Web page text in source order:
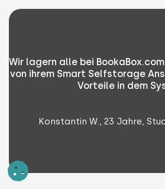
Wir lagern alle bei
von ihrem Smart Selfstorage
Vorteile in dem
Konstantin W., 23 Jahre,